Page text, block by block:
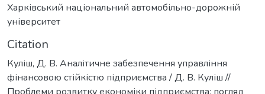
Харківський національний автомобільно-дорожній
університет
Citation
Куліш, Д. В. Аналітичне забезпечення управління
фінансовою стійкістю підприємства / Д. В. Куліш //